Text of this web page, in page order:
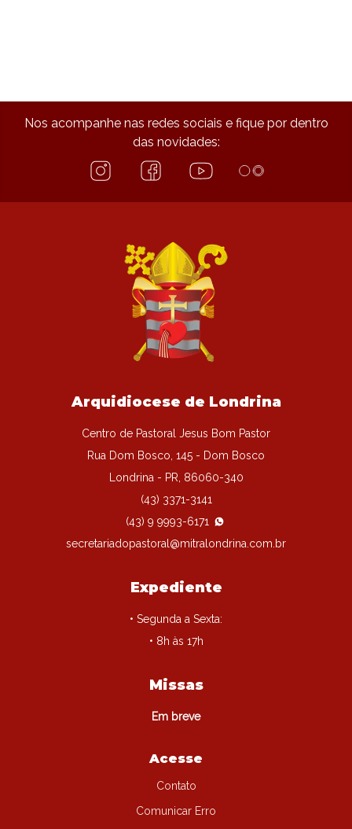
Nos acompanhe nas redes sociais e fique por dentro
das novidades:
Arquidiocese de Londrina
Centro de Pastoral Jesus Bom Pastor
Rua Dom Bosco, 145 - Dom Bosco
Londrina - PR, 86060-340
(43) 3371-3141
(43) 9 9993-6171
secretariadopastoral@mitralondrina.com.br
Expediente
• Segunda a Sexta:
• 8h às 17h
Missas
Em breve
Acesse
Contato
Comunicar Erro